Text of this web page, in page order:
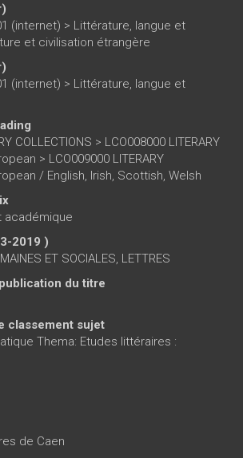
(internet) > Littérature, langue et
et civilisation étrangère
(internet) > Littérature, langue et
COLLECTIONS > LCO008000 LITERARY
> LCO009000 LITERARY
/ English, Irish, Scottish, Welsh
académique
2019 )
ET SOCIALES, LETTRES
du titre
classement sujet
Thema: Etudes littéraires :
de Caen